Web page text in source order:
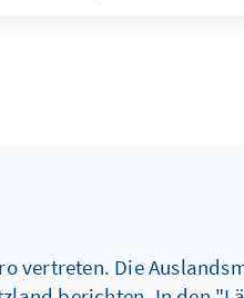
vertreten. Die